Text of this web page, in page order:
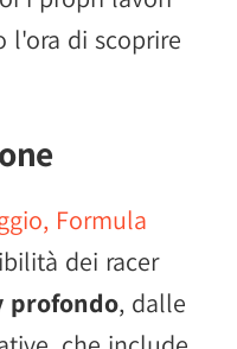
l'ora di scoprire
Formula
dei racer
profondo, dalle